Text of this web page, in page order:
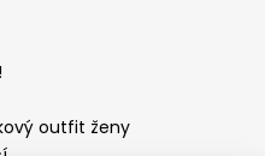
outfit ženy